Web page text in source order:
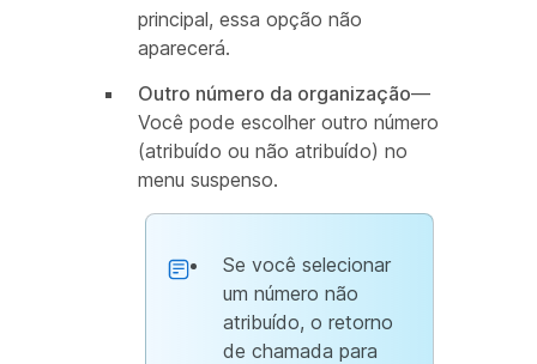
principal, essa opção não
aparecerá.
Outro número da organização—
Você pode escolher outro número
(atribuído ou não atribuído) no
menu suspenso.
Se você selecionar
um número não
atribuído, o retorno
de chamada para